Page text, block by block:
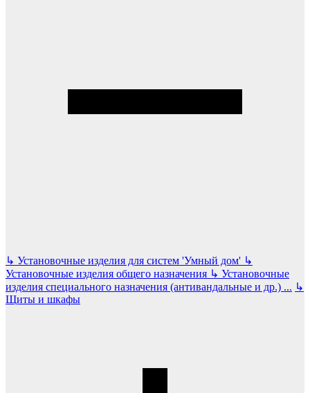
↳ Установочные изделия для систем 'Умный дом' ↳
Установочные изделия общего назначения ↳ Установочные
изделия специального назначения (антивандальные и др.) ... ↳
Щиты и шкафы